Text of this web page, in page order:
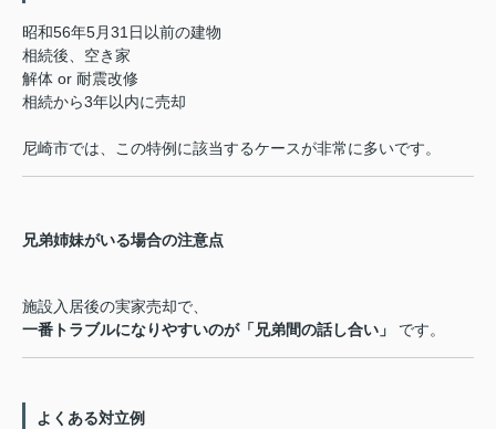
昭和56年5月31日以前の建物
相続後、空き家
解体 or 耐震改修
相続から3年以内に売却
尼崎市では、この特例に該当するケースが非常に多いです。
兄弟姉妹がいる場合の注意点
施設入居後の実家売却で、
一番トラブルになりやすいのが「兄弟間の話し合い」
です。
よくある対立例